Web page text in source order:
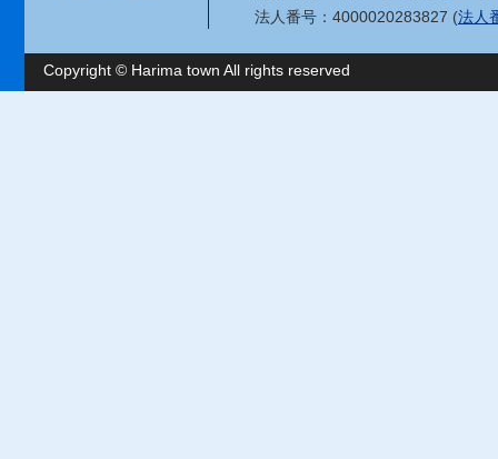
法人番号：4000020283827 (法人
Copyright © Harima town All rights reserved